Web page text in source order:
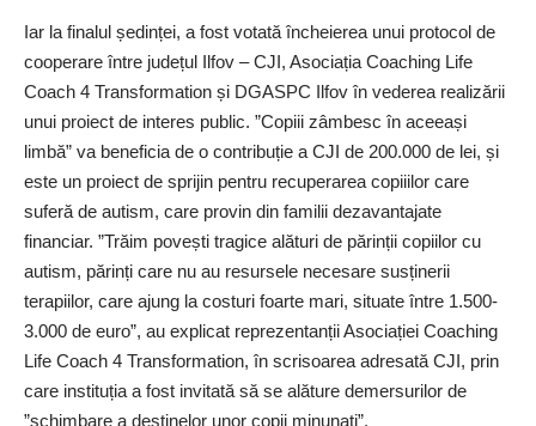
Iar la finalul ședinței, a fost votată încheierea unui protocol de
cooperare între județul Ilfov – CJI, Asociația Coaching Life
Coach 4 Transformation și DGASPC Ilfov în vederea realizării
unui proiect de interes public. ”Copiii zâmbesc în aceeași
limbă” va beneficia de o contribuție a CJI de 200.000 de lei, și
este un proiect de sprijin pentru recuperarea copiiilor care
suferă de autism, care provin din familii dezavantajate
financiar. ”Trăim povești tragice alături de părinții copiilor cu
autism, părinți care nu au resursele necesare susținerii
terapiilor, care ajung la costuri foarte mari, situate între 1.500-
3.000 de euro”, au explicat reprezentanții Asociației Coaching
Life Coach 4 Transformation, în scrisoarea adresată CJI, prin
care instituția a fost invitată să se alăture demersurilor de
”schimbare a destinelor unor copii minunați”.